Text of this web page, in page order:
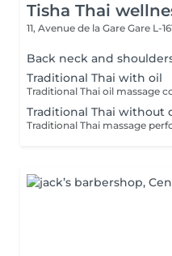
Tisha Thai
11, Avenue de la Gare Gare L-
Back neck and
Traditional Thai with oil
Traditional Thai without